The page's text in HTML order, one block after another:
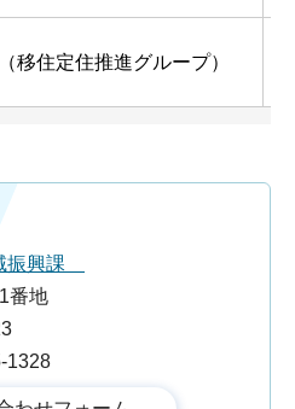
（移住定住推進グループ）
振興課
番地
1328